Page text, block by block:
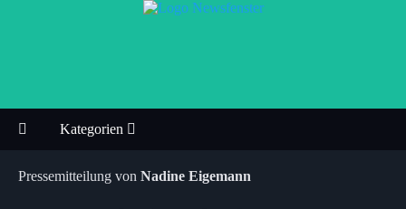
Kategorien
Pressemitteilung von Nadine Eigemann